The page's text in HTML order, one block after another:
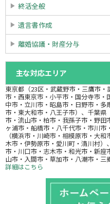
終活全般
遺言書作成
離婚協議・財産分与
主な対応エリア
東京都（23区・武蔵野市・三鷹市
市・西東京市・小平市・国分寺市
中市・立川市・昭島市・日野市・
市・東大和市・八王子市）、千葉
市・流山市・柏市・我孫子市・野
ヶ浦市・船橋市・八千代市・市川
（横浜市・川崎市・相模原市・大
木市・伊勢原市・愛川町・清川村
市・川口市・志木市・和光市・新
山市・入間市・草加市・八潮市・
詳細はこちら